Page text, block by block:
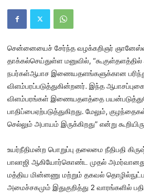
சென்னையைச் சேர்ந்த வழக்கறிஞர்
தாக்கல்செய்துள்ள மனுவில்,
நபர்கள்ஆபாச இணையதளங்களுக்கான
விளம்பரப்படுத்துகின்றனர். இந்த
விளம்பரங்கள் இணையதளத்தை
பாதிப்பைஏற்படுத்துகிறது. மேலும்,
செல்லும் அபாயம் இருக்கிறது” என்று
உயர்நீதிமன்ற பொறுப்பு தலைமை நீதிபதி
பாலாஜி ஆகியோர்கொண்ட முதல் அமர்வானது
மத்திய மின்னணு மற்றும் தகவல்
அமைச்சகமும் இதுகுறித்து 2 வாரங்களில்